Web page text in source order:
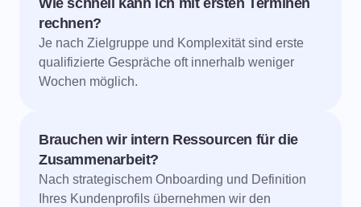
Wie schnell kann ich mit ersten Terminen
rechnen?
Je nach Zielgruppe und Komplexität sind erste
qualifizierte Gespräche oft innerhalb weniger
Wochen möglich.
Brauchen wir intern Ressourcen für die
Zusammenarbeit?
Nach strategischem Onboarding und Definition
Ihres Kundenprofils übernehmen wir den